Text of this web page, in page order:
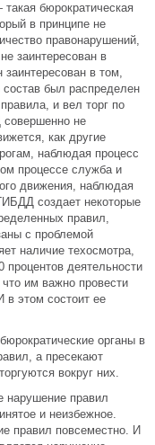
бюрократическая
в принципе не
правонарушений,
заинтересован в
в том,
состав был распределен
и вел торг по
не
как другие
наблюдая процесс
процессе служба и
движения, наблюдая
создает некоторые
правил,
с проблемой
наличие техосмотра,
процентов деятельности
им важно провести
в этом состоит ее
органы в
а пресекают
вокруг них.
нарушение правил
и неизбежное.
правил повсеместно. И